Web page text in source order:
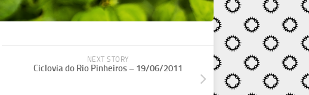
NEXT STORY
Ciclovia do Rio Pinheiros – 19/06/2011